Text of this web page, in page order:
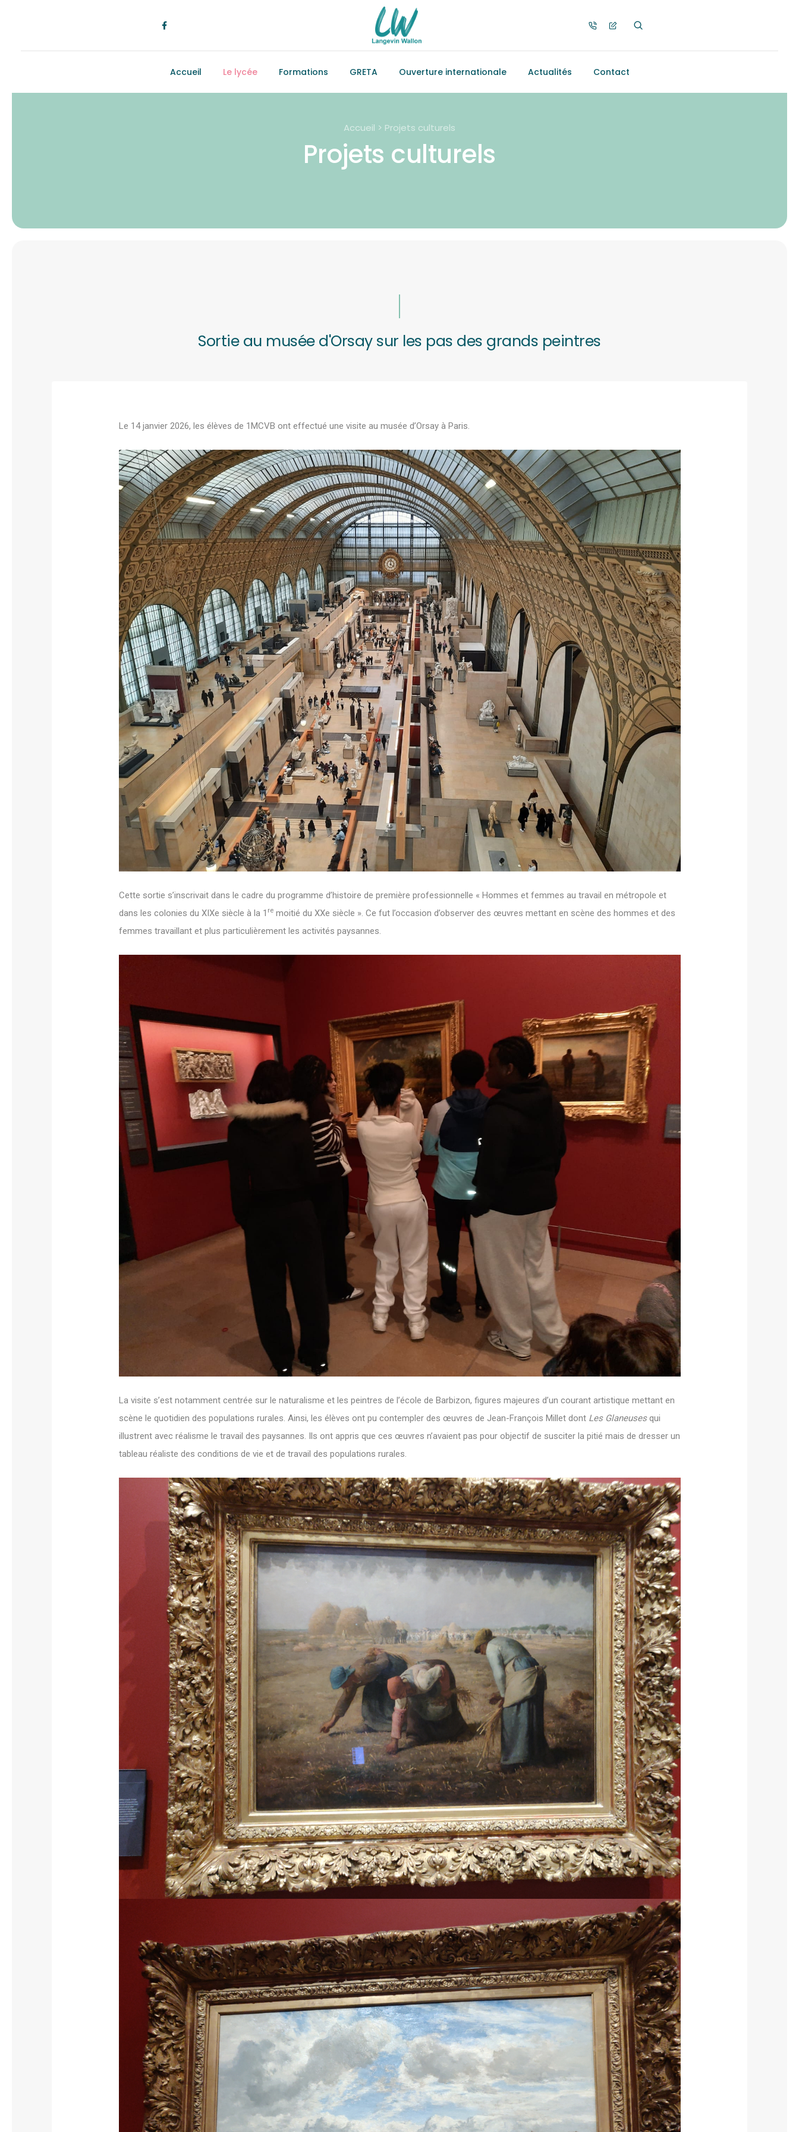
Accueil Le lycée Formations GRETA Ouverture internationale Actualités Contact
Accueil > Projets culturels
Projets culturels
Sortie au musée d'Orsay sur les pas des grands peintres
Le 14 janvier 2026, les élèves de 1MCVB ont effectué une visite au musée d’Orsay à Paris.
Cette sortie s’inscrivait dans le cadre du programme d’histoire de première professionnelle « Hommes et femmes au travail en métropole et
dans les colonies du XIXe siècle à la 1 remoitié du XXe siècle ». Ce fut l’occasion d’observer des œuvres mettant en scène des hommes et des
femmes travaillant et plus particulièrement les activités paysannes.
La visite s’est notamment centrée sur le naturalisme et les peintres de l’école de Barbizon, figures majeures d’un courant artistique mettant en
scène le quotidien des populations rurales. Ainsi, les élèves ont pu contempler des œuvres de Jean-François Millet dont Les Glaneusesqui
illustrent avec réalisme le travail des paysannes. Ils ont appris que ces œuvres n’avaient pas pour objectif de susciter la pitié mais de dresser un
tableau réaliste des conditions de vie et de travail des populations rurales.